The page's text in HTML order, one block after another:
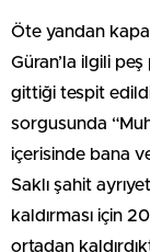
Öte yandan
Güran’la ilgili
gittiği tespit
sorgusunda
içerisinde bana
Saklı şahit
kaldırması için
ortadan